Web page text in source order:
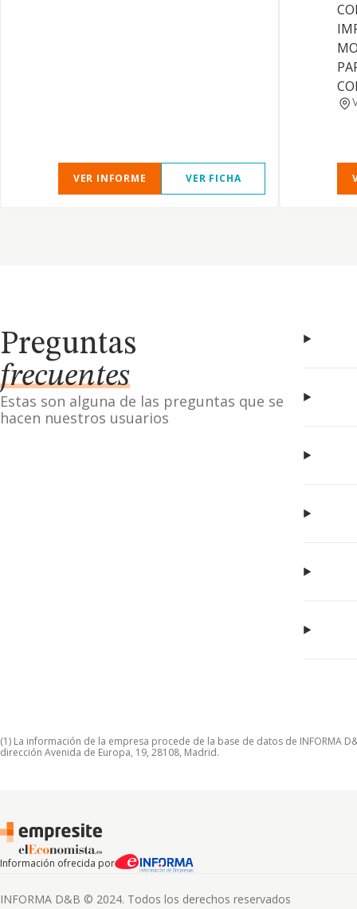
VER INFORME VER FICHA
Preguntas
frecuentes
Estas son alguna de las preguntas que se
hacen nuestros usuarios
(1) La información de la empresa procede de la base de datos de INFORMA
dirección Avenida de Europa, 19, 28108, Madrid.
Información ofrecida por
INFORMA D&B © 2024. Todos los derechos reservados